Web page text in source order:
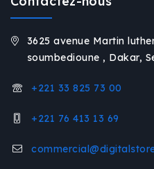
3625 avenue Martin
soumbedioune , Dakar,
+221 33 825 73 00
+221 76 413 13 69